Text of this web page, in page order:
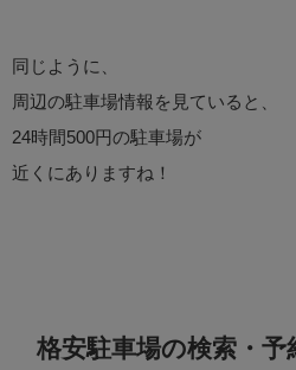
同じように、
周辺の駐車場情報を見ていると、
24時間500円の駐車場が
近くにありますね！
格安駐車場の検索・